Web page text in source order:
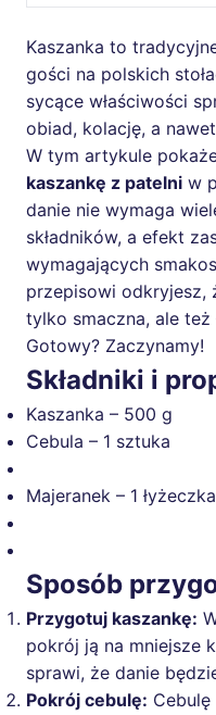
Kaszanka to
gości na polskich
sycące właściwości
obiad, kolację, a
W tym artykule
kaszankę z patelni w
danie nie wymaga
składników, a efekt
wymagających
przepisowi odkryjesz,
tylko smaczna, ale
Gotowy? Zaczynamy!
Składniki i
Kaszanka – 500 g
Cebula – 1 sztuka
Majeranek – 1 łyżeczka
Sposób
Przygotuj kaszankę:
pokrój ją na mniejsze
sprawi, że danie
Pokrój cebulę: